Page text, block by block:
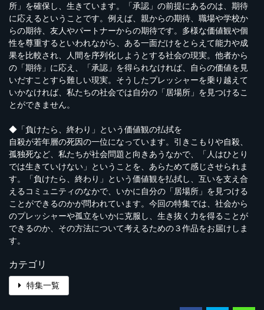
所」を確保し、生きています。「承認」の前提にあるのは、期待
に応えるということです。例えば、親からの期待、職場や学校か
らの期待、友人やパートナーからの期待です。多様な価値観や個
性を尊重するといわれながら、ある一面だけをとらえて能力や成
果を比較され、人間を序列化しようとする社会の現実。他者から
の「期待」に応え、「承認」を得られなければ、自らの価値を見
いだすことすら難しい現実。そうしたプレッシャーを乗り越えて
いかなければ、私たちの社会では自分の「居場所」を見つけるこ
とができません。
◆「負けたら、終わり」という価値観の払拭を
自殺が若年層の死因の一位になっています。引きこもりや自殺、
孤独死など、私たちが社会問題と向きあうなかで、「人はひとり
では生きていけない」ということを、あらためて感じさせられま
す。「負けたら、終わり」という価値観を払拭し、互いを支え合
えるコミュニティのなかで、いかに自分の「居場所」を見つける
ことができるのかが問われています。今回の特集では、社会から
のプレッシャーや孤立をいかに克服し、生き抜く力を得ることが
できるのか、その方法について考えるための３作品をお届けしま
す。
カテゴリ
特集一覧